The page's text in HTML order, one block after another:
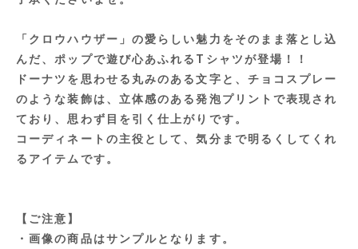
「クロウハウザー」の愛らしい魅力をそのまま落とし込
んだ、ポップで遊び心あふれるTシャツが登場！！
ドーナツを思わせる丸みのある文字と、チョコスプレー
のような装飾は、立体感のある発泡プリントで表現され
ており、思わず目を引く仕上がりです。
コーディネートの主役として、気分まで明るくしてくれ
るアイテムです。
【ご注意】
・画像の商品はサンプルとなります。